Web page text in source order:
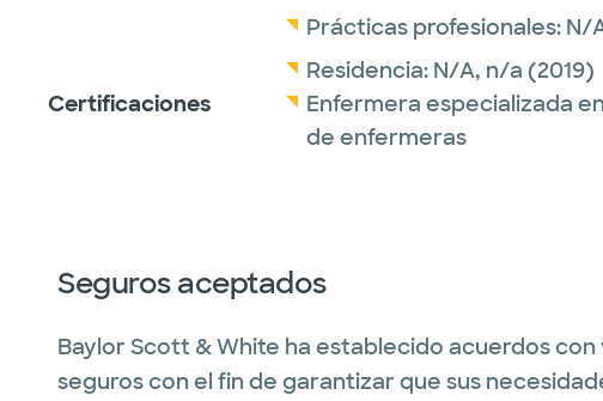
Prácticas profesionales: N/
Residencia: N/A, n/a (2019)
Certificaciones
Enfermera especializada
de enfermeras
Seguros aceptados
Baylor Scott & White ha establecido acuerdos con
seguros con el fin de garantizar que sus